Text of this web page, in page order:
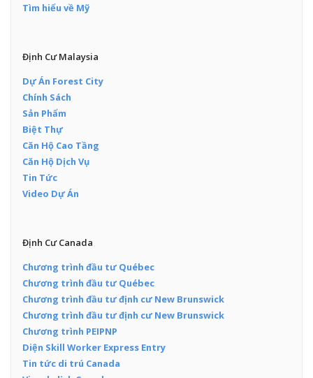
Tìm hiểu về Mỹ
Định Cư Malaysia
Dự Án Forest City
Chính Sách
Sản Phẩm
Biệt Thự
Căn Hộ Cao Tầng
Căn Hộ Dịch Vụ
Tin Tức
Video Dự Án
Định Cư Canada
Chương trình đầu tư Québec
Chương trình đầu tư Québec
Chương trình đầu tư định cư New Brunswick
Chương trình đầu tư định cư New Brunswick
Chương trình PEIPNP
Diện Skill Worker Express Entry
Tin tức di trú Canada